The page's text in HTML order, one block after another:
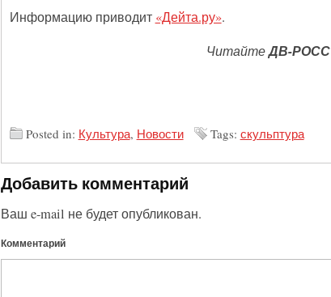
Информацию приводит «Дейта.ру».
ЧитайтеДВ-РОСС
Posted in: Культура, Новости Tags: скульптура
Добавить комментарий
Ваш e-mail не будет опубликован.
Комментарий